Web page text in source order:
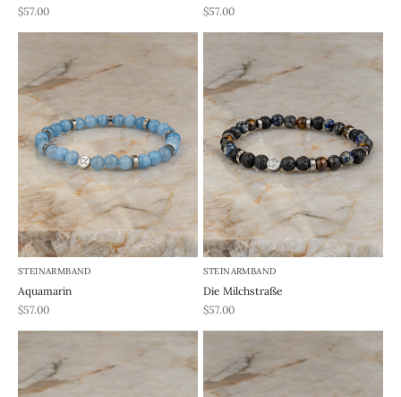
REA-pris
$57.00
REA-pris
$57.00
STEINARMBAND
Aquamarin
REA-pris
$57.00
STEINARMBAND
Die Milchstraße
REA-pris
$57.00